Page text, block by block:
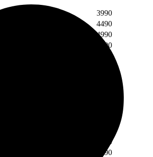
3990
4490
4990
5490
из трех частей 30х40
7490
из двух частей 40х40
5990